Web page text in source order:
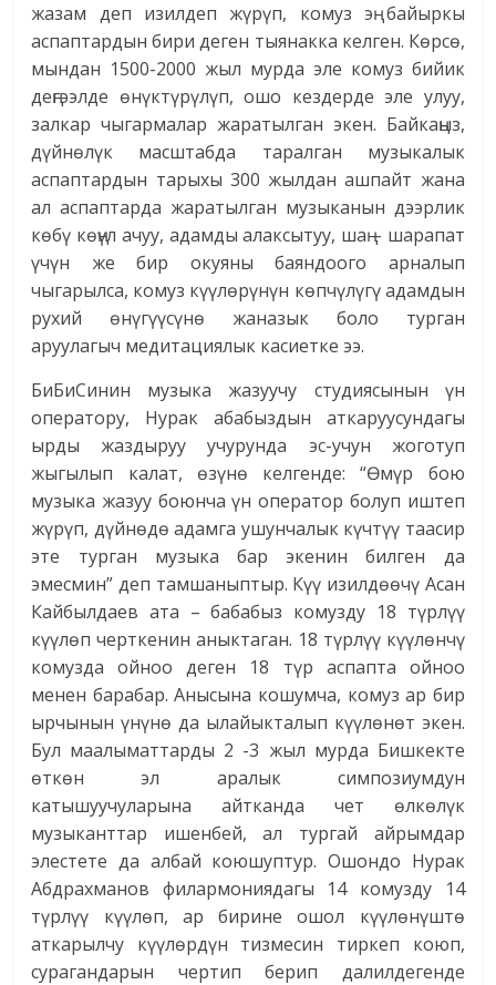
жазам деп изилдеп жүрүп, комуз эң байыркы
аспаптардын бири деген тыянакка келген. Көрсө,
мындан 1500-2000 жыл мурда эле комуз бийик
деңгээлде өнүктүрүлүп, ошо кездерде эле улуу,
залкар чыгармалар жаратылган экен. Байкаңыз,
дүйнөлүк масштабда таралган музыкалык
аспаптардын тарыхы 300 жылдан ашпайт жана
ал аспаптарда жаратылган музыканын дээрлик
көбү көңүл ачуу, адамды алаксытуу, шаң – шарапат
үчүн же бир окуяны баяндоого арналып
чыгарылса, комуз күүлөрүнүн көпчүлүгү адамдын
рухий өнүгүүсүнө жаназык боло турган
аруулагыч медитациялык касиетке ээ.
БиБиСинин музыка жазуучу студиясынын үн
оператору, Нурак абабыздын аткаруусундагы
ырды жаздыруу учурунда эс-учун жоготуп
жыгылып калат, өзүнө келгенде: “Өмүр бою
музыка жазуу боюнча үн оператор болуп иштеп
жүрүп, дүйнөдө адамга ушунчалык күчтүү таасир
эте турган музыка бар экенин билген да
эмесмин” деп тамшаныптыр. Күү изилдөөчү Асан
Кайбылдаев ата – бабабыз комузду 18 түрлүү
күүлөп черткенин аныктаган. 18 түрлүү күүлөнчү
комузда ойноо деген 18 түр аспапта ойноо
менен барабар. Анысына кошумча, комуз ар бир
ырчынын үнүнө да ылайыкталып күүлөнөт экен.
Бул маалыматтарды 2 -3 жыл мурда Бишкекте
өткөн эл аралык симпозиумдун
катышуучуларына айтканда чет өлкөлүк
музыканттар ишенбей, ал тургай айрымдар
элестете да албай коюшуптур. Ошондо Нурак
Абдрахманов филармониядагы 14 комузду 14
түрлүү күүлөп, ар бирине ошол күүлөнүштө
аткарылчу күүлөрдүн тизмесин тиркеп коюп,
сурагандарын чертип берип далилдегенде